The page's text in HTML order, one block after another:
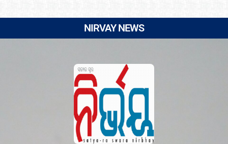
NIRVAY NEWS